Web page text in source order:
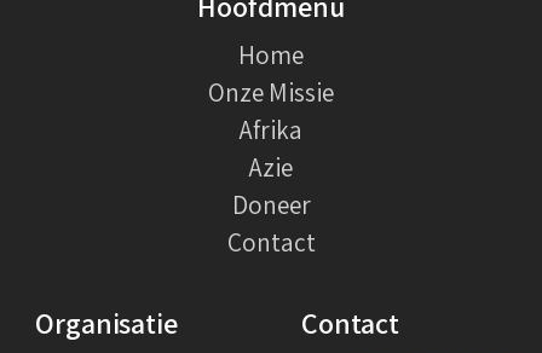
Home
Onze Missie
Afrika
Azie
Doneer
Contact
Organisatie Contact